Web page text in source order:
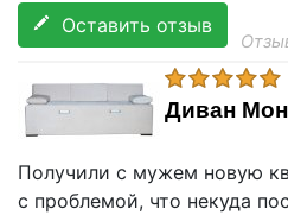
Оставить отзыв
Диван
Получили с мужем новую
с проблемой, что некуда